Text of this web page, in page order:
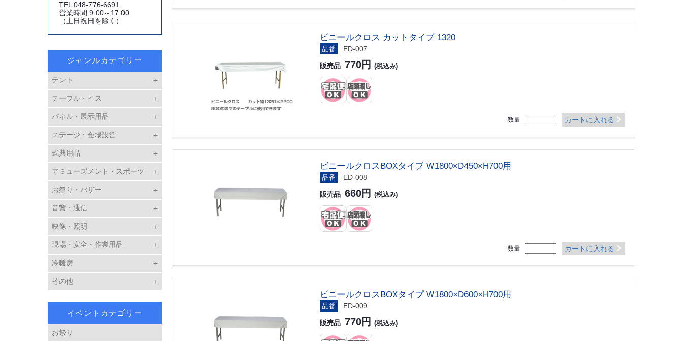
TEL 048-776-6691
営業時間 9:00～17:00
（土日祝日を除く）
ジャンルカテゴリー
テント
テーブル・イス
パネル・展示用品
ステージ・会場設営
式典用品
アミューズメント・スポーツ
お祭り・バザー
音響・通信
映像・照明
現場・安全・作業用品
冷暖房
その他
イベントカテゴリー
お祭り
ビニールクロス カットタイプ 1320
品番 ED-007
販売品 770円 (税込み)
数量 カートに入れる
ビニールクロスBOXタイプ W1800×D450×H700用
品番 ED-008
販売品 660円 (税込み)
数量 カートに入れる
ビニールクロスBOXタイプ W1800×D600×H700用
品番 ED-009
販売品 770円 (税込み)